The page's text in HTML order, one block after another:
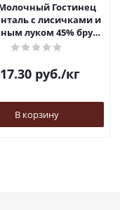
Гостинец
с лисичками и
луком 45% брус
5,180 кг Беларусь
руб./кг
В корзину